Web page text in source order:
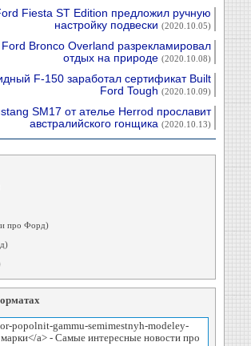
Fiesta ST Edition предложил ручную
настройку подвески (2020.10.05)
Ford Bronco Overland разрекламировал
отдых на природе (2020.10.08)
F-150 заработал сертификат Built
Ford Tough (2020.10.09)
SM17 от ателье Herrod прославит
австралийского гонщика (2020.10.13)
про Форд)